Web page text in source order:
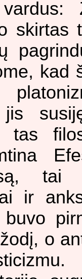
skirtas
kad
tas
tai
ir
buvo
o